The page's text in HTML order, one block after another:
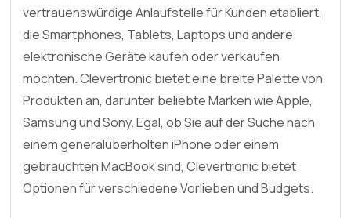
vertrauenswürdige Anlaufstelle für Kunden etabliert,
die Smartphones, Tablets, Laptops und andere
elektronische Geräte kaufen oder verkaufen
möchten. Clevertronic bietet eine breite Palette von
Produkten an, darunter beliebte Marken wie Apple,
Samsung und Sony. Egal, ob Sie auf der Suche nach
einem generalüberholten iPhone oder einem
gebrauchten MacBook sind, Clevertronic bietet
Optionen für verschiedene Vorlieben und Budgets.